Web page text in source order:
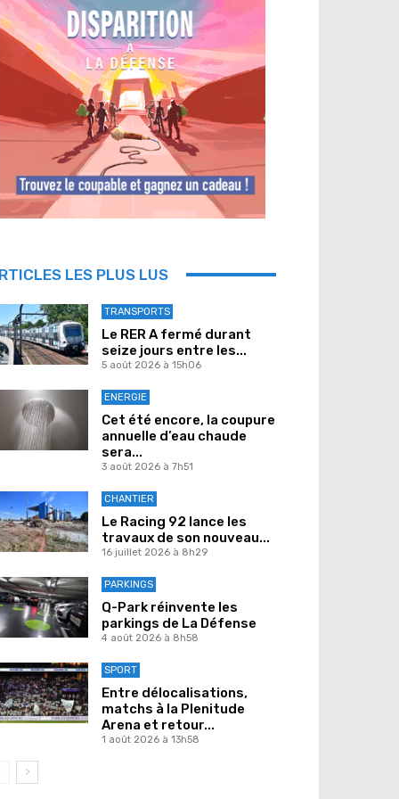
LES PLUS LUS
TRANSPORTS
Le RER A fermé durant
seize jours entre les...
5 août 2026 à 15h06
ENERGIE
Cet été encore, la coupure
annuelle d’eau chaude
sera...
3 août 2026 à 7h51
CHANTIER
Le Racing 92 lance les
travaux de son nouveau...
16 juillet 2026 à 8h29
PARKINGS
Q-Park réinvente les
parkings de La Défense
4 août 2026 à 8h58
SPORT
Entre délocalisations,
matchs à la Plenitude
Arena et retour...
1 août 2026 à 13h58